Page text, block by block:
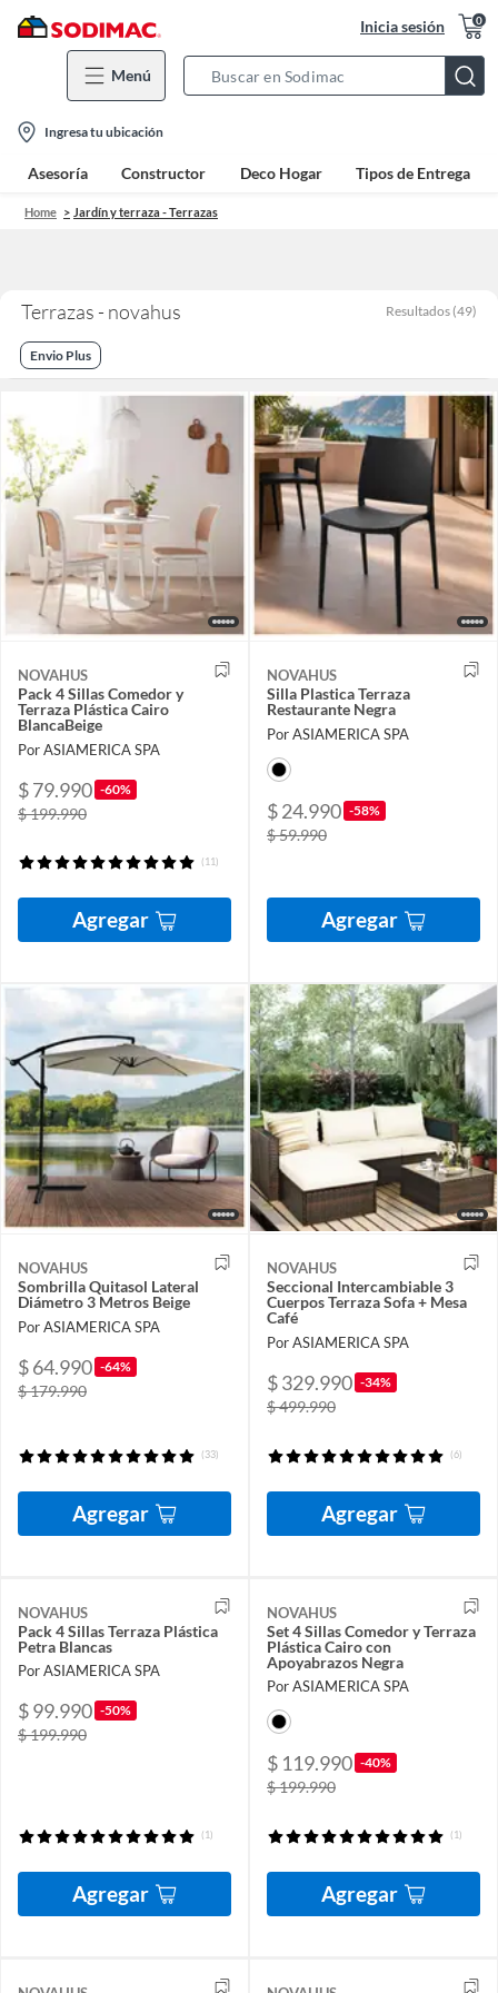
Inicia sesión 0
Menú
Bar
location-
icon
Ingresa tu ubicación
Asesoría Constructor Deco Hogar Tipos de Entrega
Home Jardín y terraza - Terrazas
Terrazas - novahus Resultados (49)
Envio Plus
NOVAHUS
Pack 4 Sillas Comedor y
Terraza Plástica Cairo
BlancaBeige
Por ASIAMERICA SPA
$ 79.990 -60%
$ 199.990
(11)
Agregar
NOVAHUS
Silla Plastica Terraza
Restaurante Negra
Por ASIAMERICA SPA
$ 24.990 -58%
$ 59.990
Agregar
NOVAHUS
Sombrilla Quitasol Lateral
Diámetro 3 Metros Beige
Por ASIAMERICA SPA
$ 64.990 -64%
$ 179.990
(33)
Agregar
NOVAHUS
Seccional Intercambiable 3
Cuerpos Terraza Sofa + Mesa
Café
Por ASIAMERICA SPA
$ 329.990 -34%
$ 499.990
(6)
Agregar
NOVAHUS
Pack 4 Sillas Terraza Plástica
Petra Blancas
Por ASIAMERICA SPA
$ 99.990 -50%
$ 199.990
(1)
Agregar
NOVAHUS
Set 4 Sillas Comedor y Terraza
Plástica Cairo con
Apoyabrazos Negra
Por ASIAMERICA SPA
$ 119.990 -40%
$ 199.990
(1)
Agregar